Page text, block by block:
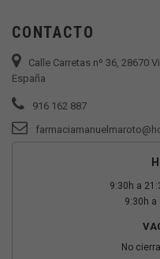
CONTACTO
Calle Carretas nº 36, 28670
España
916 162 887
9:30h a
9:30h a
No